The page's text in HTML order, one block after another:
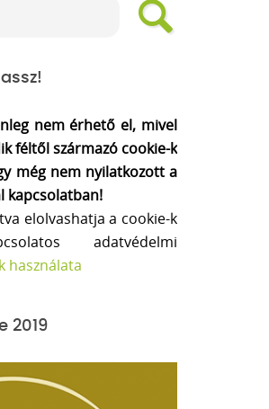
nem érhető el, mivel
féltől származó cookie-k
még nem nyilatkozott a
kapcsolatban!
elolvashatja a cookie-k
adatvédelmi
használata
2019